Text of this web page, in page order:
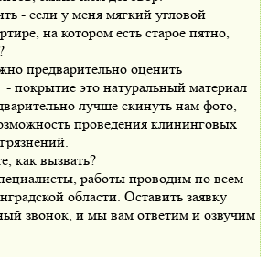
- если у меня мягкий угловой
на котором есть старое пятно,
предварительно оценить
- покрытие это натуральный материал
лучше скинуть нам фото,
проведения клининговых
как вызвать?
работы проводим по всем
области. Оставить заявку
звонок, и мы вам ответим и озвучим